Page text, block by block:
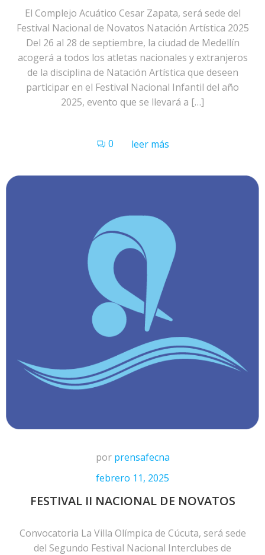
El Complejo Acuático Cesar Zapata, será sede del
Festival Nacional de Novatos Natación Artística 2025
Del 26 al 28 de septiembre, la ciudad de Medellín
acogerá a todos los atletas nacionales y extranjeros
de la disciplina de Natación Artística que deseen
participar en el Festival Nacional Infantil del año
2025, evento que se llevará a […]
0 leer más
por prensafecna
febrero 11, 2025
FESTIVAL II NACIONAL DE NOVATOS
Convocatoria La Villa Olímpica de Cúcuta, será sede
del Segundo Festival Nacional Interclubes de